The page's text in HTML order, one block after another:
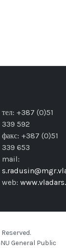
тел: +387 (0)51
339 592
факс: +387 (0)51
339 653
mail:
web:
General Public